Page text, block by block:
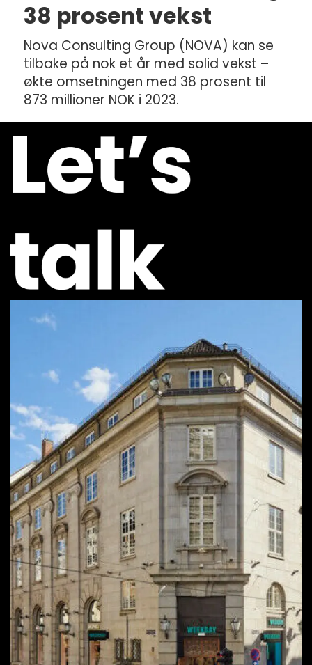
38 prosent vekst
Nova Consulting Group (NOVA) kan se
tilbake på nok et år med solid vekst –
økte omsetningen med 38 prosent til
873 millioner NOK i 2023.